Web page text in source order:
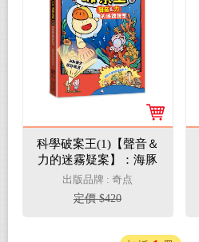
科學破案王(1)【聲音＆
力的迷霧疑案】：海豚
醫生誤診風波！(懂點科
學就是這麼有用！)
出版品牌 : 奇点
定價 $420